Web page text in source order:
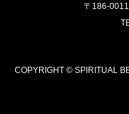
〒186-
COPYRIGHT © SPIRITUAL